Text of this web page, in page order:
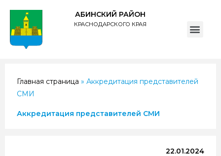
АБИНСКИЙ РАЙОН
КРАСНОДАРСКОГО КРАЯ
Главная страница » Аккредитация представителей
СМИ
Аккредитация представителей СМИ
22.01.2024